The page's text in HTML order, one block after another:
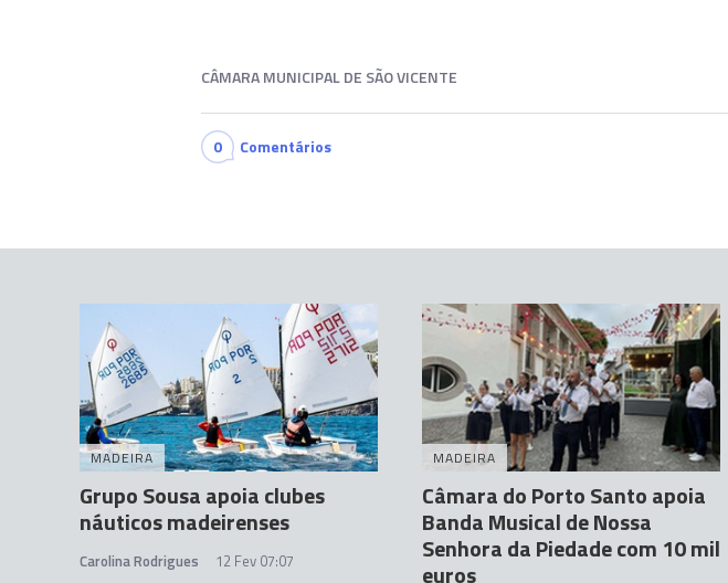
CÂMARA MUNICIPAL DE SÃO VICENTE
0 Comentários
MADEIRA
Grupo Sousa apoia clubes
náuticos madeirenses
Carolina Rodrigues 12 Fev 07:07
MADEIRA
Câmara do Porto Santo apoia
Banda Musical de Nossa
Senhora da Piedade com 10 mil
euros